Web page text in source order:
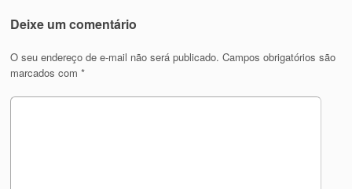
Deixe um comentário
O seu endereço de e-mail não será publicado. Campos obrigatórios são
marcados com*